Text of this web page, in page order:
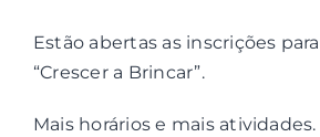
Estão abertas as inscrições
“Crescer a Brincar”.
Mais horários e mais atividades.